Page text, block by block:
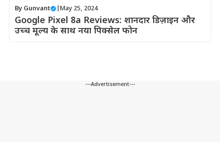
By Gunvant May 25, 2024
Google Pixel 8a Reviews: शानदार डिज़ाइन और
उच्च मूल्य के साथ नया पिक्सेल फोन
---Advertisement---